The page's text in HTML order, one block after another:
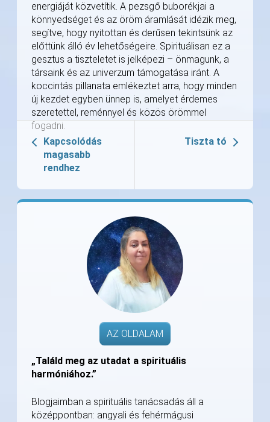
energiáját közvetítik. A pezsgő buborékjai a
könnyedséget és az öröm áramlását idézik meg,
segítve, hogy nyitottan és derűsen tekintsünk az
előttünk álló év lehetőségeire. Spirituálisan ez a
gesztus a tiszteletet is jelképezi – önmagunk, a
társaink és az univerzum támogatása iránt. A
koccintás pillanata emlékeztet arra, hogy minden
új kezdet egyben ünnep is, amelyet érdemes
szeretettel, reménnyel és közös örömmel
fogadni.
Kapcsolódás
magasabb
rendhez
Tiszta tó
AZ OLDALAM
„Találd meg az utadat a spirituális
harmóniához.”
Blogjaimban a spirituális tanácsadás áll a
középpontban: angyali és fehérmágusi